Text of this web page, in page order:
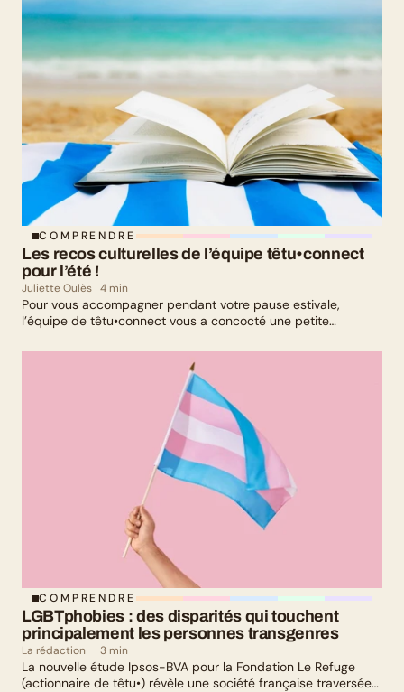
COMPRENDRE
Les recos culturelles de l’équipe têtu•connect
pour l’été !
Juliette Oulès 4 min
Pour vous accompagner pendant votre pause estivale,
l’équipe de têtu•connect vous a concocté une petite
culturelle : il y en a pour tous les goûts !
COMPRENDRE
LGBTphobies : des disparités qui touchent
principalement les personnes transgenres
La rédaction 3 min
La nouvelle étude Ipsos-BVA pour la Fondation Le Refuge
(actionnaire de têtu•) révèle une société française traversée